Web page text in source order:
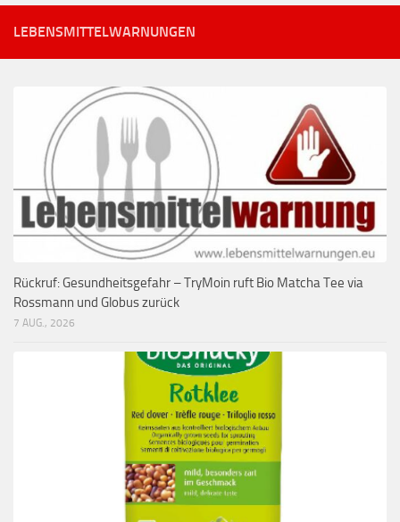
LEBENSMITTELWARNUNGEN
Rückruf: Gesundheitsgefahr – TryMoin ruft Bio Matcha Tee via
Rossmann und Globus zurück
7 AUG., 2026